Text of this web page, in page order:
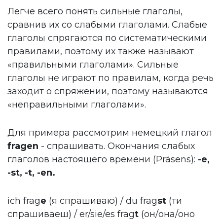
Легче всего понять сильные глаголы,
сравнив их со слабыми глаголами. Слабые
глаголы спрягаются по систематическими
правилами, поэтому их также называют
«правильными глаголами». Сильные
глаголы не играют по правилам, когда речь
заходит о спряжении, поэтому называются
«неправильными глаголами».
Для примера рассмотрим немецкий глагол
fragen - спрашивать. Окончания слабых
глаголов настоящего времени (Präsens): -e,
-st, -t, -en.
ich frage (я спрашиваю) / du fragst (ти
спрашиваеш) / er/sie/es fragt (он/она/оно